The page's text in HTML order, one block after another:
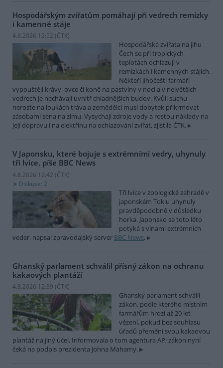
Hospodářským zvířatům pomáhají při vedrech remízky
i kamenné stáje
4.8.2026 12:52 (ČTK)
Hospodářská zvířata na jihu
Čech se při tropických
teplotách ochlazují v
remízkách i kamenných stájích.
Někteří jihočeští farmáři
vypouštějí krávy, ovce či koně na pastviny v noci a v největších
vedrech je nechávají uvnitř chladnějších budov. Kvůli suchu
neroste na loukách tráva a zemědělci musí dobytek přikrmovat
zásobami sena na zimu. Vysychají zdroje vody a rostou náklady na
její dopravu i na elektřinu na ochlazování zvířat, zjistila ČTK.
V Japonsku, které bojuje s extrémními vedry, uhynuly
tři lvice, píše BBC News
4.8.2026 12:42 (ČTK)
Diskuse: 2
Tři lvice v zoologické zahradě v
japonském Tokiu uhynuly
pravděpodobně v důsledku
horka. Japonsko se toto léto
potýká s vlnami extrémních
veder, napsal zpravodajský server BBC News.
Ghanský parlament schválil přísný zákon na ochranu
kakaových plantáží
4.8.2026 12:39 (ČTK)
Ghanský parlament schválil
zákon, podle kterého místním
farmářům hrozí až 20 let
vězení, pokud bez souhlasu
úřadů přemění svou kakaovou
plantáž na jiný účel. Informovala o tom agentura AP; zákon nyní
čeká na podpis prezidenta Johna Mahamy.